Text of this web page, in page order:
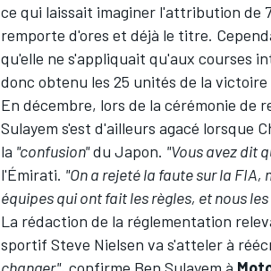
ce qui laissait imaginer l'attribution de
remporte d'ores et déjà le titre.
qu'elle ne s'appliquait qu'aux courses
donc obtenu les 25 unités de la
En décembre, lors de la cérémonie de
Sulayem s'est d'ailleurs agacé lorsque
la "confusion"du Japon. "Vous avez dit
l'Émirati. "On a rejeté la faute sur la FIA,
équipes qui ont fait les règles, et nous
La rédaction de la réglementation
sportif Steve Nielsen va s'atteler à